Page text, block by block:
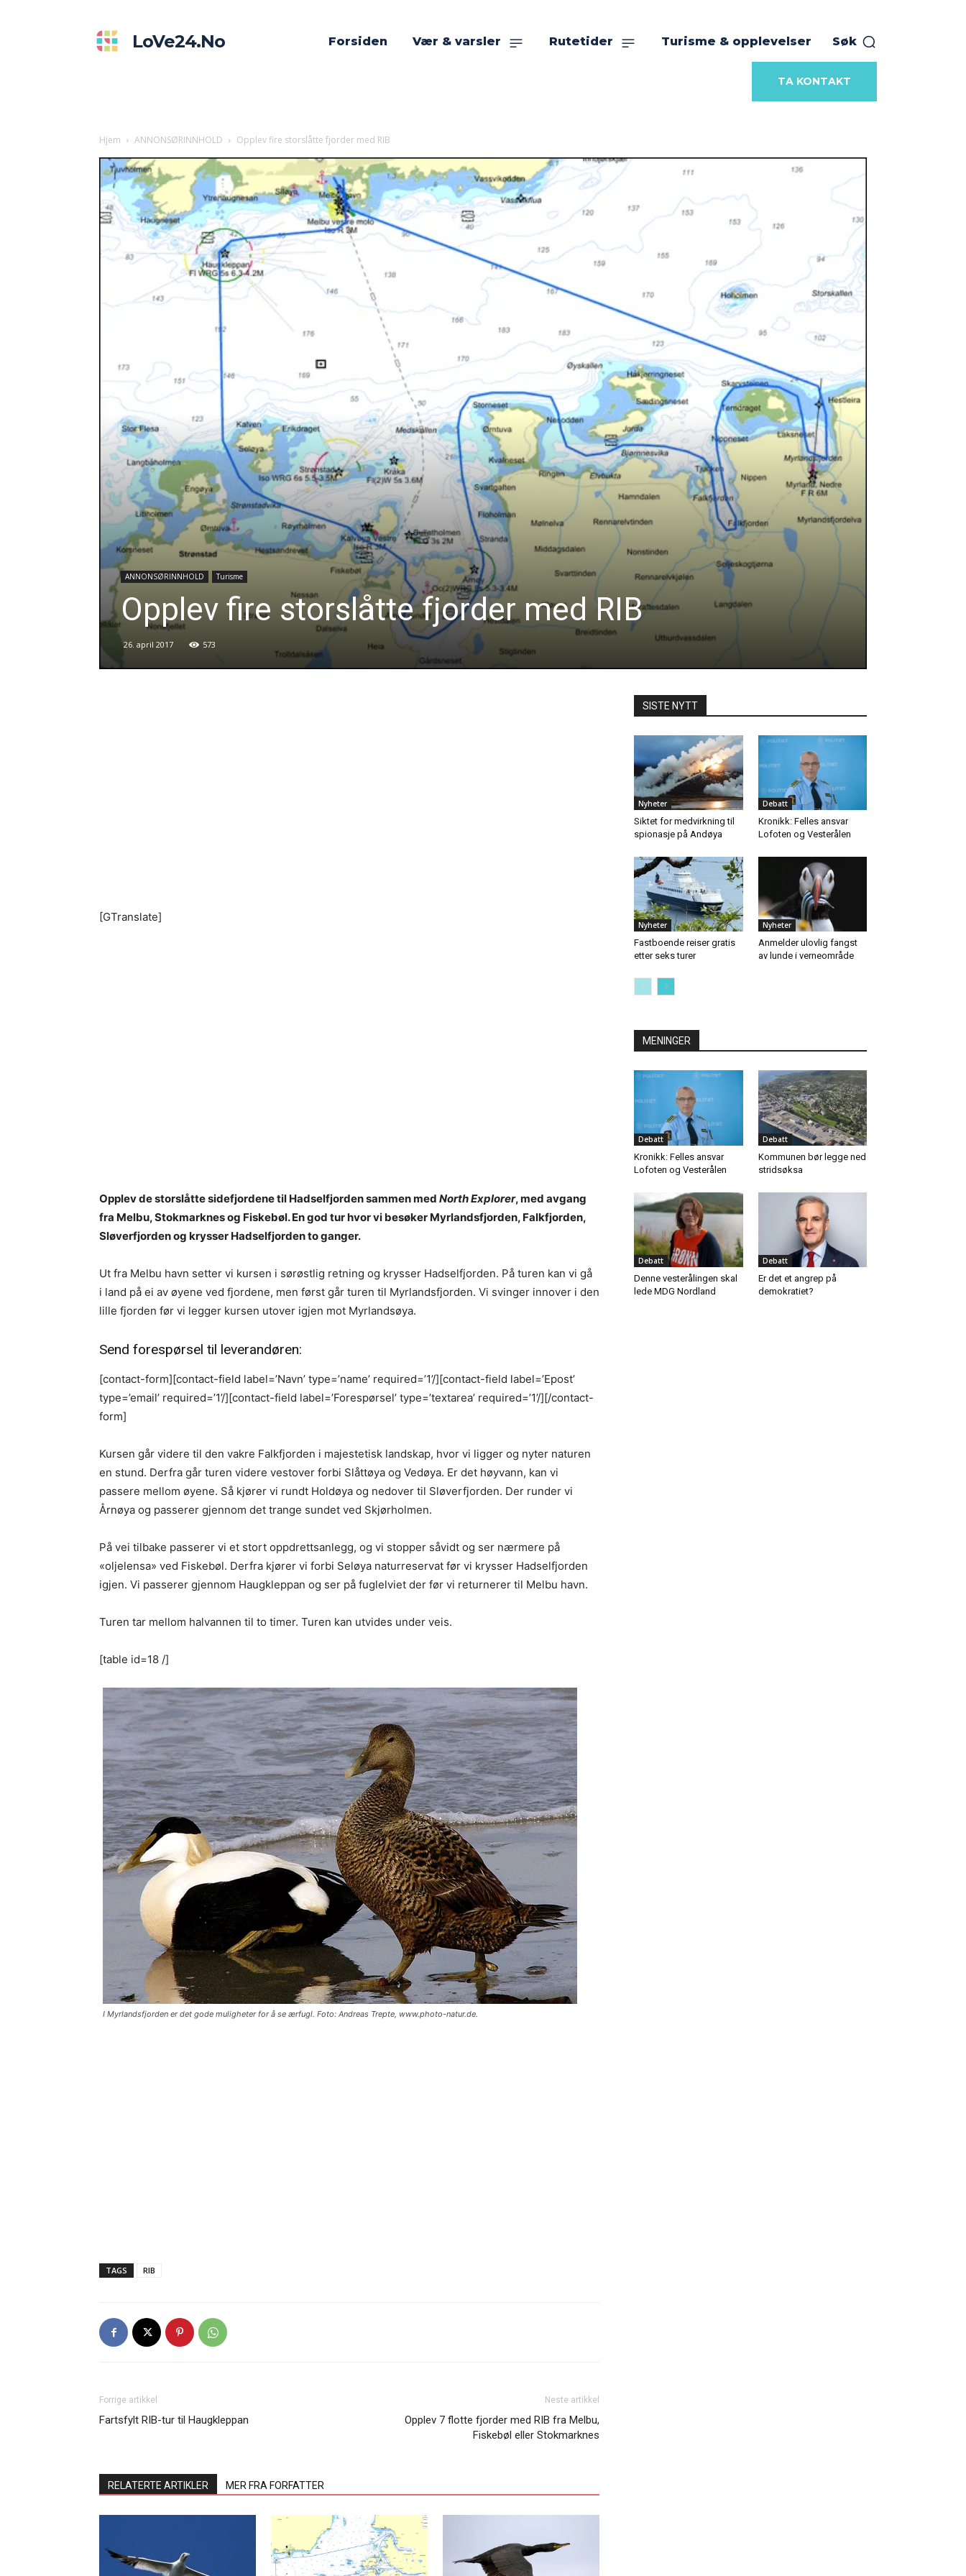
LoVe24.no Forsiden Vær & varsler Rutetider Turisme & opplevelser Søk
TA KONTAKT
Hjem ANNONSØRINNHOLD Opplev fire storslåtte fjorder med RIB
ANNONSØRINNHOLD Turisme
Opplev fire storslåtte fjorder med RIB
26. april 2017 573
[GTranslate]
Opplev de storslåtte sidefjordene til Hadselfjorden sammen med North Explorer, med avgang
fra Melbu, Stokmarknes og Fiskebøl. En god tur hvor vi besøker Myrlandsfjorden, Falkfjorden,
Sløverfjorden og krysser Hadselfjorden to ganger.
Ut fra Melbu havn setter vi kursen i sørøstlig retning og krysser Hadselfjorden. På turen kan vi gå
i land på ei av øyene ved fjordene, men først går turen til Myrlandsfjorden. Vi svinger innover i den
lille fjorden før vi legger kursen utover igjen mot Myrlandsøya.
Send forespørsel til leverandøren:
[contact-form][contact-field label=’Navn’ type=’name’ required=’1’/][contact-field label=’Epost’
type=’email’ required=’1’/][contact-field label=’Forespørsel’ type=’textarea’ required=’1’/][/contact-
form]
Kursen går videre til den vakre Falkfjorden i majestetisk landskap, hvor vi ligger og nyter naturen
en stund. Derfra går turen videre vestover forbi Slåttøya og Vedøya. Er det høyvann, kan vi
passere mellom øyene. Så kjører vi rundt Holdøya og nedover til Sløverfjorden. Der runder vi
Årnøya og passerer gjennom det trange sundet ved Skjørholmen.
På vei tilbake passerer vi et stort oppdrettsanlegg, og vi stopper såvidt og ser nærmere på
«oljelensa» ved Fiskebøl. Derfra kjører vi forbi Seløya naturreservat før vi krysser Hadselfjorden
igjen. Vi passerer gjennom Haugkleppan og ser på fuglelviet der før vi returnerer til Melbu havn.
Turen tar mellom halvannen til to timer. Turen kan utvides under veis.
[table id=18 /]
I Myrlandsfjorden er det gode muligheter for å se ærfugl. Foto: Andreas Trepte, www.photo-natur.de.
TAGS RIB
Forrige artikkel
Fartsfylt RIB-tur til Haugkleppan
Neste artikkel
Opplev 7 flotte fjorder med RIB fra Melbu,
Fiskebøl eller Stokmarknes
RELATERTE ARTIKLER MER FRA FORFATTER
SISTE NYTT
Nyheter
Siktet for medvirkning til
spionasje på Andøya
Debatt
Kronikk: Felles ansvar
Lofoten og Vesterålen
Nyheter
Fastboende reiser gratis
etter seks turer
Nyheter
Anmelder ulovlig fangst
av lunde i verneområde
MENINGER
Debatt
Kronikk: Felles ansvar
Lofoten og Vesterålen
Debatt
Kommunen bør legge ned
stridsøksa
Debatt
Denne vesterålingen skal
lede MDG Nordland
Debatt
Er det et angrep på
demokratiet?